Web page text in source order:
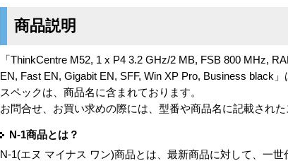
商品説明
「ThinkCentre M52, 1 x P4 3.2 GHz/2 MB, FSB 800 MHz,
EN, Fast EN, Gigabit EN, SFF, Win XP Pro, Business black」
スペックは、商品名に含まれております。
お問合せ、お買い求めの際には、型番や商品名に記載された
N-1商品とは？
N-1(エヌ マイナス ワン)商品とは、最新商品に対して、一世